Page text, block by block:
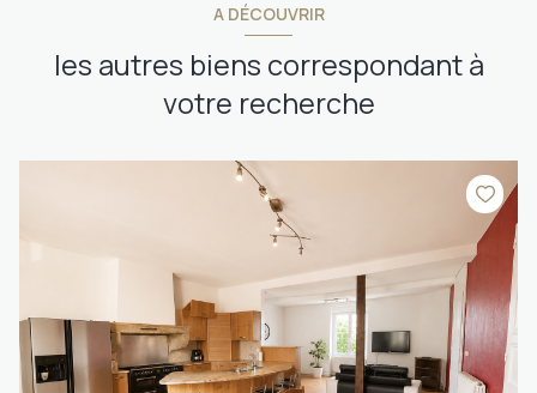
A DÉCOUVRIR
les autres biens correspondant à
votre recherche